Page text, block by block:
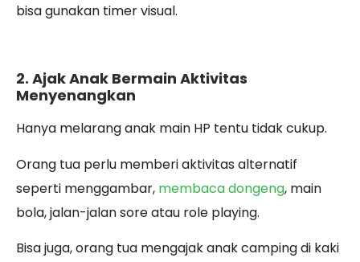
bisa gunakan timer visual.
2. Ajak Anak Bermain Aktivitas
Menyenangkan
Hanya melarang anak main HP tentu tidak cukup.
Orang tua perlu memberi aktivitas alternatif
seperti menggambar, membaca dongeng, main
bola, jalan-jalan sore atau role playing.
Bisa juga, orang tua mengajak anak camping di kaki